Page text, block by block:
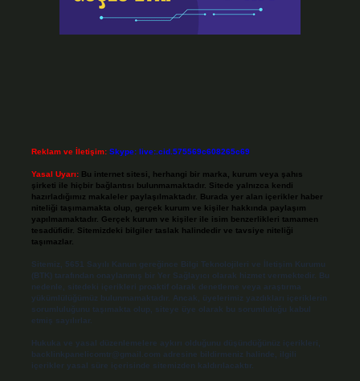
Reklam ve İletişim: Skype: live:.cid.575569c608265c69
Yasal Uyarı: Bu internet sitesi, herhangi bir marka, kurum veya şahıs
şirketi ile hiçbir bağlantısı bulunmamaktadır. Sitede yalnızca kendi
hazırladığımız makaleler paylaşılmaktadır. Burada yer alan içerikler haber
niteliği taşımamakta olup, gerçek kurum ve kişiler hakkında paylaşım
yapılmamaktadır. Gerçek kurum ve kişiler ile isim benzerlikleri tamamen
tesadüfidir. Sitemizdeki bilgiler taslak halindedir ve tavsiye niteliği
taşımazlar.
Sitemiz, 5651 Sayılı Kanun gereğince Bilgi Teknolojileri ve İletişim Kurumu
(BTK) tarafından onaylanmış bir Yer Sağlayıcı olarak hizmet vermektedir. Bu
nedenle, sitedeki içerikleri proaktif olarak denetleme veya araştırma
yükümlülüğümüz bulunmamaktadır. Ancak, üyelerimiz yazdıkları içeriklerin
sorumluluğunu taşımakta olup, siteye üye olarak bu sorumluluğu kabul
etmiş sayılırlar.
Hukuka ve yasal düzenlemelere aykırı olduğunu düşündüğünüz içerikleri,
backlinkpanelicomtr@gmail.com adresine bildirmeniz halinde, ilgili
içerikler yasal süre içerisinde sitemizden kaldırılacaktır.